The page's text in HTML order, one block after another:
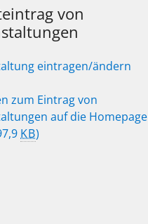
von
eintragen/ändern
zum Eintrag von
auf die Homepage
KB)